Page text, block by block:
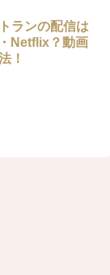
ランの配信は
Netflix？動画
！